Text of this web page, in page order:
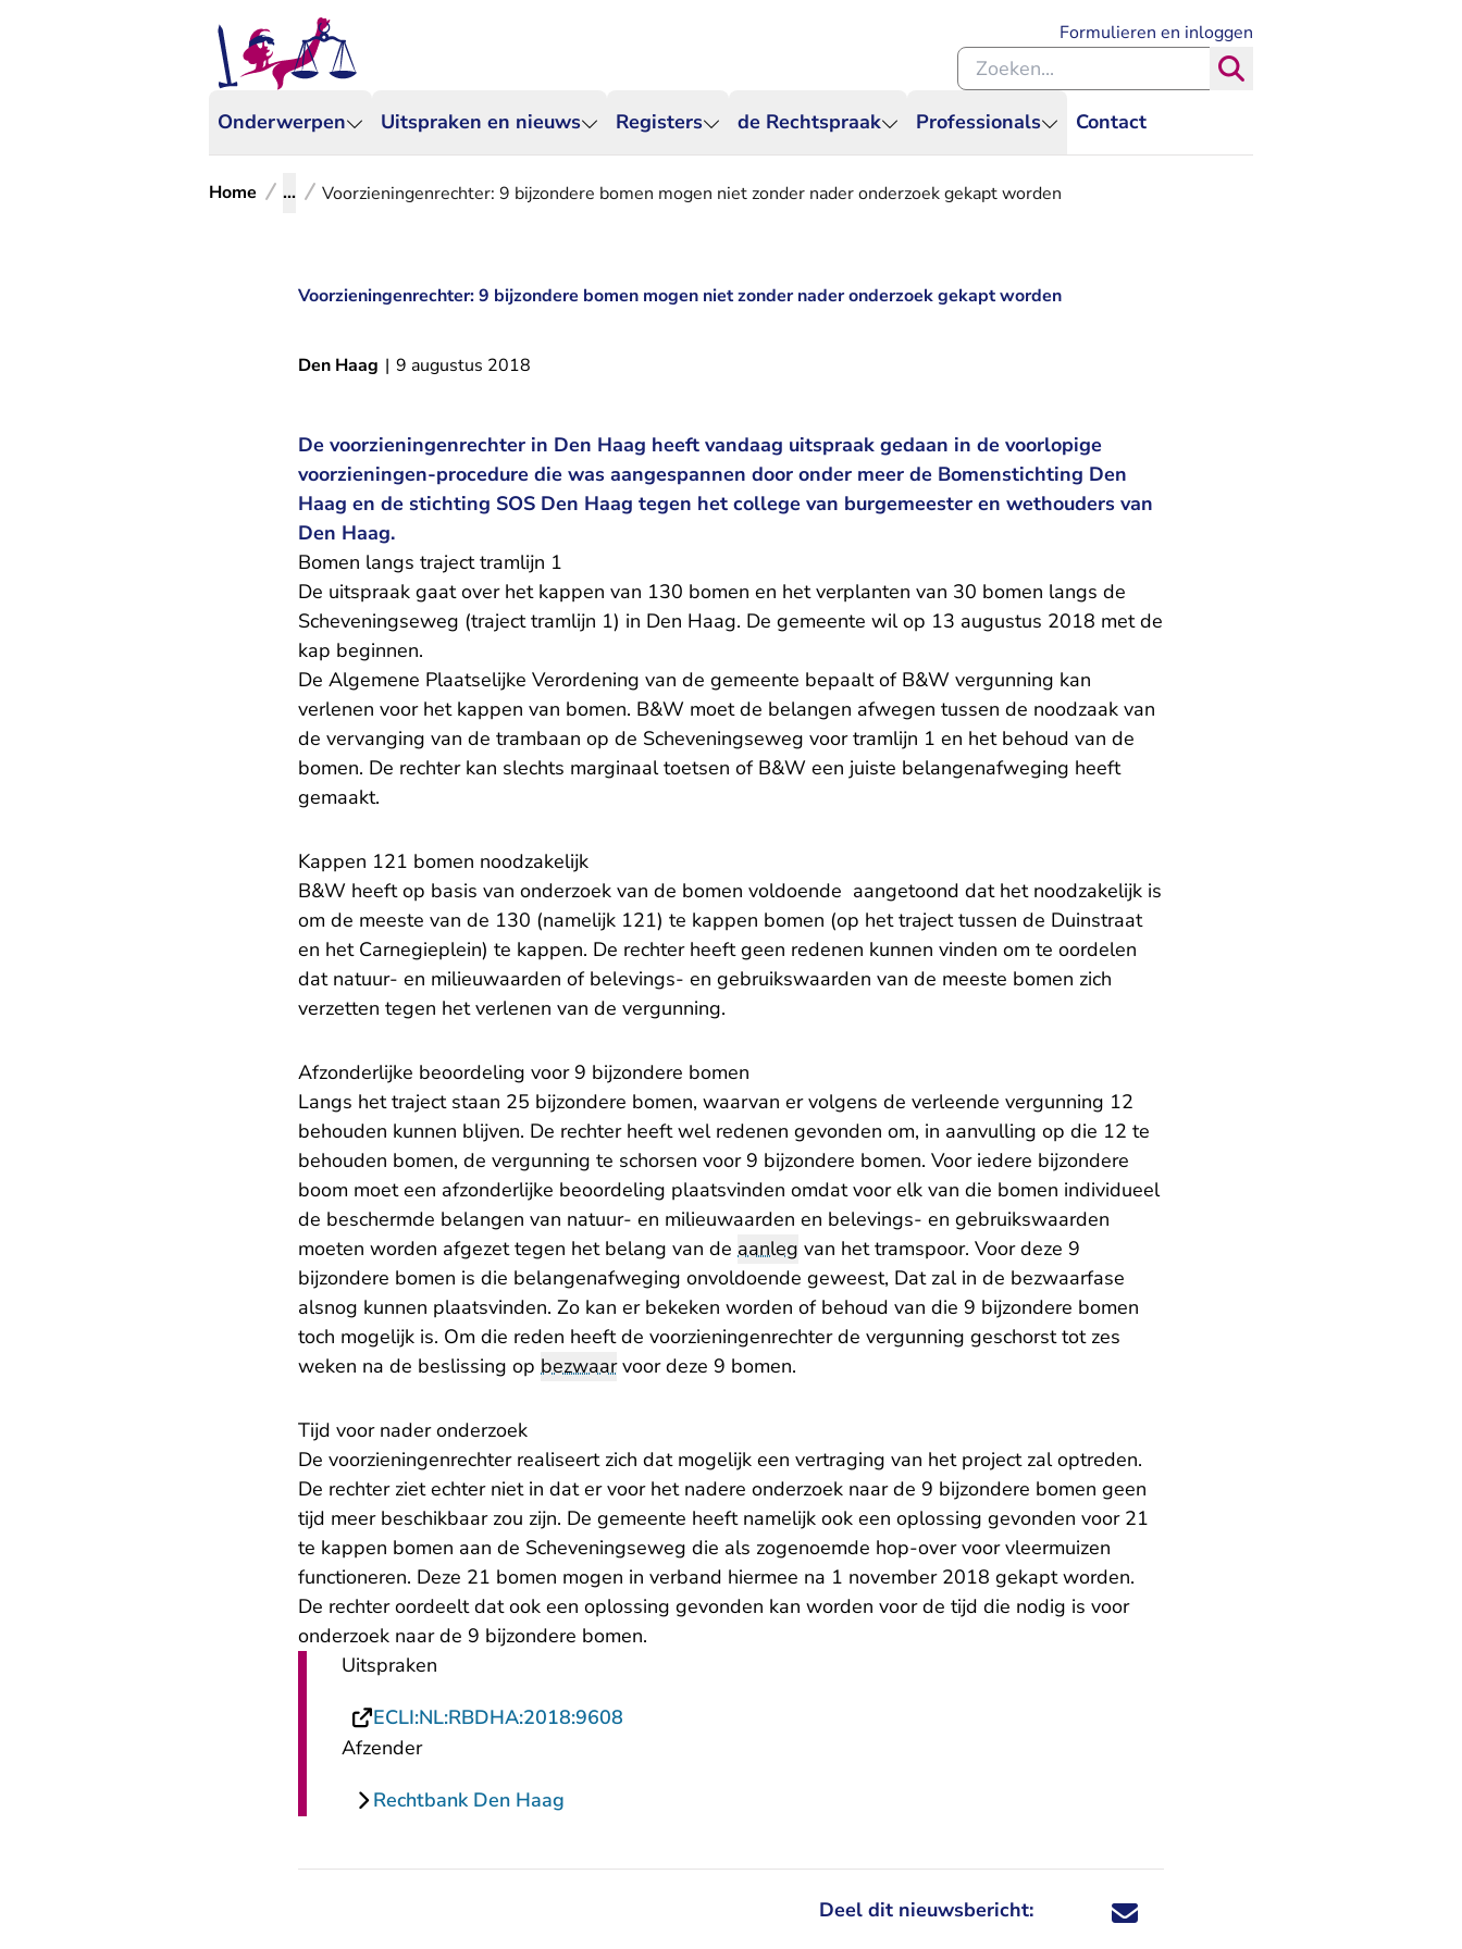
Onderwerpen Uitspraken en nieuws Registers de Rechtspraak Professionals Contact
Formulieren en inloggen
Zoeken binnen de Rechtspraak
Home ... Voorzieningenrechter: 9 bijzondere bomen mogen niet zonder nader onderzoek gekapt worden
Voorzieningenrechter: 9 bijzondere bomen mogen niet zonder nader onderzoek gekapt worden
Den Haag | 9 augustus 2018
De voorzieningenrechter in Den Haag heeft vandaag uitspraak gedaan in de voorlopige
voorzieningen-procedure die was aangespannen door onder meer de Bomenstichting Den
Haag en de stichting SOS Den Haag tegen het college van burgemeester en wethouders van
Den Haag.
Bomen langs traject tramlijn 1
De uitspraak gaat over het kappen van 130 bomen en het verplanten van 30 bomen langs de
Scheveningseweg (traject tramlijn 1) in Den Haag. De gemeente wil op 13 augustus 2018 met de
kap beginnen.
De Algemene Plaatselijke Verordening van de gemeente bepaalt of B&W vergunning kan
verlenen voor het kappen van bomen. B&W moet de belangen afwegen tussen de noodzaak van
de vervanging van de trambaan op de Scheveningseweg voor tramlijn 1 en het behoud van de
bomen. De rechter kan slechts marginaal toetsen of B&W een juiste belangenafweging heeft
gemaakt.
Kappen 121 bomen noodzakelijk
B&W heeft op basis van onderzoek van de bomen voldoende aangetoond dat het noodzakelijk is
om de meeste van de 130 (namelijk 121) te kappen bomen (op het traject tussen de Duinstraat
en het Carnegieplein) te kappen. De rechter heeft geen redenen kunnen vinden om te oordelen
dat natuur- en milieuwaarden of belevings- en gebruikswaarden van de meeste bomen zich
verzetten tegen het verlenen van de vergunning.
Afzonderlijke beoordeling voor 9 bijzondere bomen
Langs het traject staan 25 bijzondere bomen, waarvan er volgens de verleende vergunning 12
behouden kunnen blijven. De rechter heeft wel redenen gevonden om, in aanvulling op die 12 te
behouden bomen, de vergunning te schorsen voor 9 bijzondere bomen. Voor iedere bijzondere
boom moet een afzonderlijke beoordeling plaatsvinden omdat voor elk van die bomen individueel
de beschermde belangen van natuur- en milieuwaarden en belevings- en gebruikswaarden
moeten worden afgezet tegen het belang van de aanleg van het tramspoor. Voor deze 9
bijzondere bomen is die belangenafweging onvoldoende geweest, Dat zal in de bezwaarfase
alsnog kunnen plaatsvinden. Zo kan er bekeken worden of behoud van die 9 bijzondere bomen
toch mogelijk is. Om die reden heeft de voorzieningenrechter de vergunning geschorst tot zes
weken na de beslissing op bezwaarvoor deze 9 bomen.
Tijd voor nader onderzoek
De voorzieningenrechter realiseert zich dat mogelijk een vertraging van het project zal optreden.
De rechter ziet echter niet in dat er voor het nadere onderzoek naar de 9 bijzondere bomen geen
tijd meer beschikbaar zou zijn. De gemeente heeft namelijk ook een oplossing gevonden voor 21
te kappen bomen aan de Scheveningseweg die als zogenoemde hop-over voor vleermuizen
functioneren. Deze 21 bomen mogen in verband hiermee na 1 november 2018 gekapt worden.
De rechter oordeelt dat ook een oplossing gevonden kan worden voor de tijd die nodig is voor
onderzoek naar de 9 bijzondere bomen.
Uitspraken
ECLI:NL:RBDHA:2018:9608
Afzender
Rechtbank Den Haag
Deel dit nieuwsbericht: Deel dit nieuwsbericht via X - U verlaat
Deel dit nieuwsbericht via Facebook - U
Deel dit nieuwsbericht via e-mail
Deel dit nieuwsbericht via LinkedIn - U